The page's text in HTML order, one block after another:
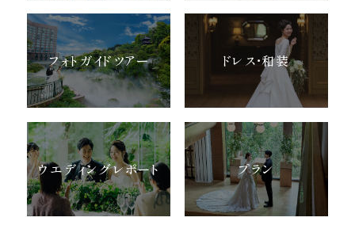
フォトガイドツアー ドレス・和装
ウエディングレポート プラン